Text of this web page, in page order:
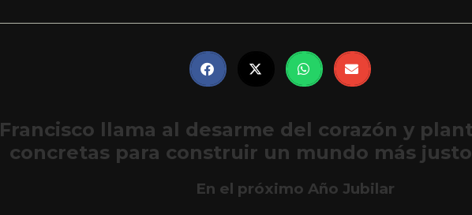
Francisco llama al desarme del corazón y
concretas para construir un mundo más
En el próximo Año Jubilar